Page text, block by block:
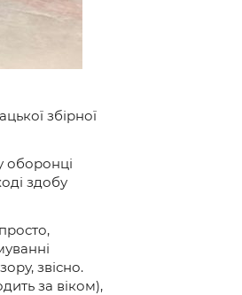
збірної
оборонці
здобу
звісно.
за віком),